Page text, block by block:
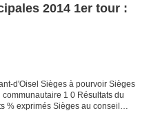
2014 1er tour :
d'Oisel Sièges à pourvoir Sièges
1 0 Résultats du
% exprimés Sièges au conseil